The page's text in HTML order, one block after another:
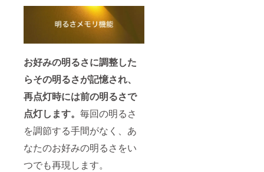
お好みの明るさに調整した
らその明るさが記憶され、
再点灯時には前の明るさで
点灯します。 毎回の明るさ
を調節する手間がなく、あ
なたのお好みの明るさをい
つでも再現します。